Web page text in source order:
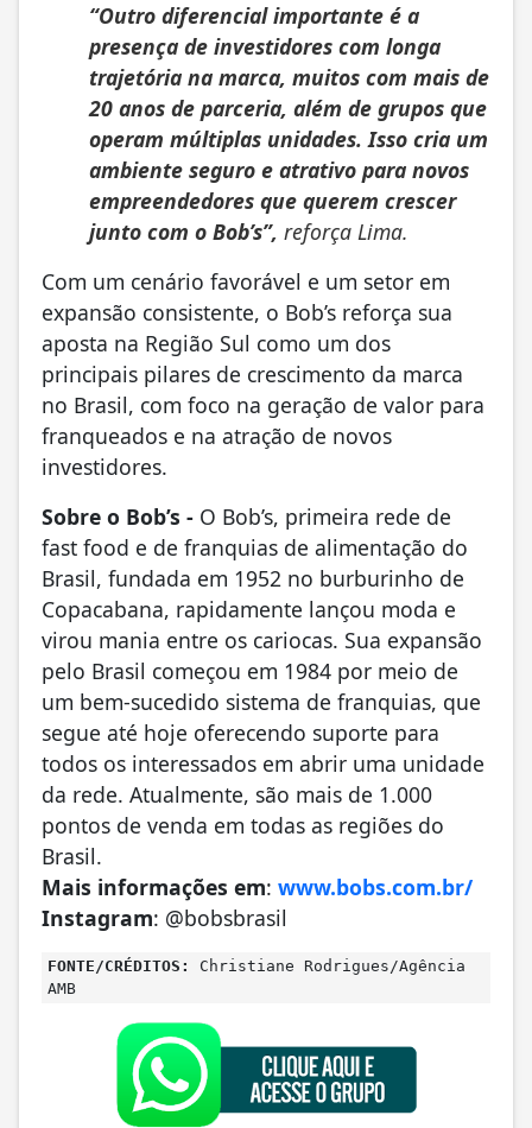
“Outro diferencial importante é a
presença de investidores com longa
trajetória na marca, muitos com mais de
20 anos de parceria, além de grupos que
operam múltiplas unidades. Isso cria um
ambiente seguro e atrativo para novos
empreendedores que querem crescer
junto com o Bob’s”, reforça Lima.
Com um cenário favorável e um setor em
expansão consistente, o Bob’s reforça sua
aposta na Região Sul como um dos
principais pilares de crescimento da marca
no Brasil, com foco na geração de valor para
franqueados e na atração de novos
investidores.
Sobre o Bob’s - O Bob’s, primeira rede de
fast food e de franquias de alimentação do
Brasil, fundada em 1952 no burburinho de
Copacabana, rapidamente lançou moda e
virou mania entre os cariocas. Sua expansão
pelo Brasil começou em 1984 por meio de
um bem-sucedido sistema de franquias, que
segue até hoje oferecendo suporte para
todos os interessados em abrir uma unidade
da rede. Atualmente, são mais de 1.000
pontos de venda em todas as regiões do
Brasil.
Mais informações em: www.bobs.com.br/
Instagram: @bobsbrasil
FONTE/CRÉDITOS:
Christiane Rodrigues/Agência
AMB